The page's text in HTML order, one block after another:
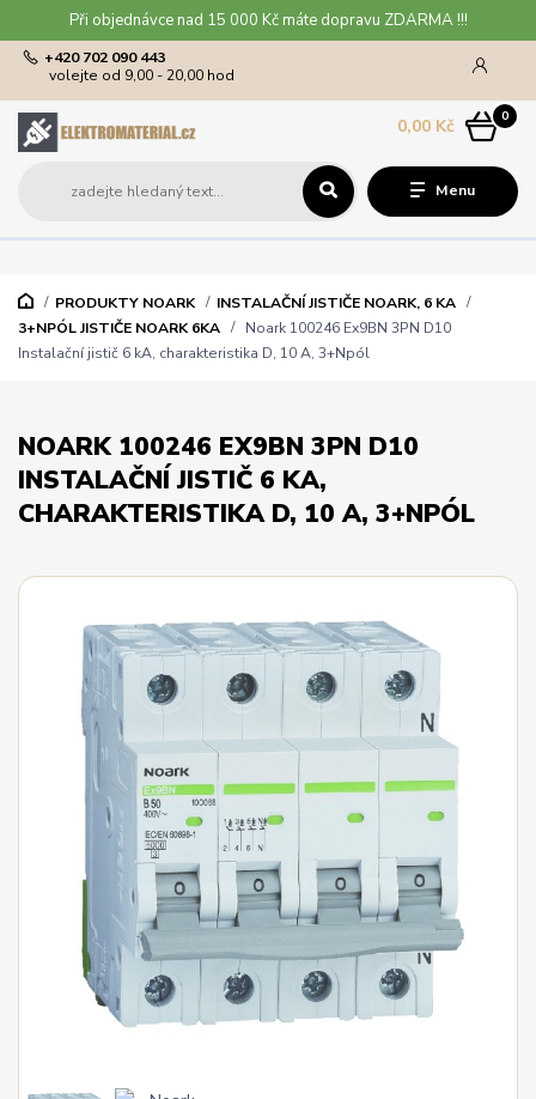
Při objednávce nad 15 000 Kč máte dopravu ZDARMA !!!
Menu
+420 702 090 443
volejte od 9,00 - 20,00 hod
0
0,00 Kč
PRODUKTY NOARK
INSTALAČNÍ JISTIČE NOARK, 6 KA
3+NPÓL JISTIČE NOARK 6KA
Noark 100246 Ex9BN 3PN D10
Instalační jistič 6 kA, charakteristika D, 10 A, 3+Npól
NOARK 100246 EX9BN 3PN D10
INSTALAČNÍ JISTIČ 6 KA,
CHARAKTERISTIKA D, 10 A, 3+NPÓL